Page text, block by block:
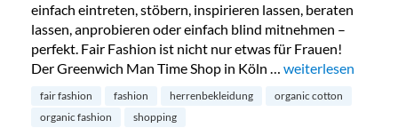
einfach eintreten, stöbern, inspirieren lassen, beraten
lassen, anprobieren oder einfach blind mitnehmen –
perfekt. Fair Fashion ist nicht nur etwas für Frauen!
Der Greenwich Man Time Shop in Köln … „Greenwich Man
weiterlesen
fair fashion fashion herrenbekleidung
organic cotton
organic fashion
shopping